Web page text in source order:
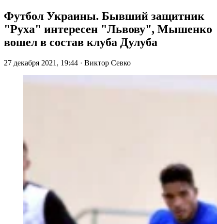
Футбол Украины. Бывший защитник
"Руха" интересен "Львову", Мышенко
вошел в состав клуба Дулуба
27 декабря 2021, 19:44 · Виктор Севко